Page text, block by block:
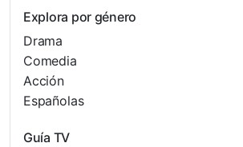
Explora por género
Drama
Comedia
Acción
Españolas
Guía TV